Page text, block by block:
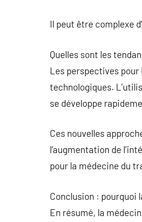
Il peut être complexe
Quelles sont les
Les perspectives
technologiques.
se développe
Ces nouvelles
l’augmentation de
pour la médecine du
Conclusion : pourquoi
En résumé, la